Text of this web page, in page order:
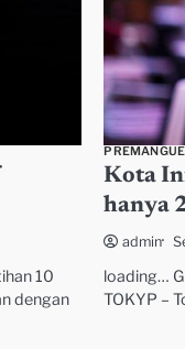
10
dengan
Kota
hanya
admin
loading…
TOKYP –